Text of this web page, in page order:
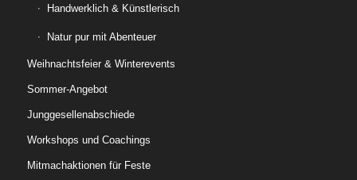
Handwerklich & Künstlerisch
Natur pur mit Abenteuer
Weihnachtsfeier & Winterevents
Sommer-Angebot
Junggesellenabschiede
Workshops und Coachings
Mitmachaktionen für Feste